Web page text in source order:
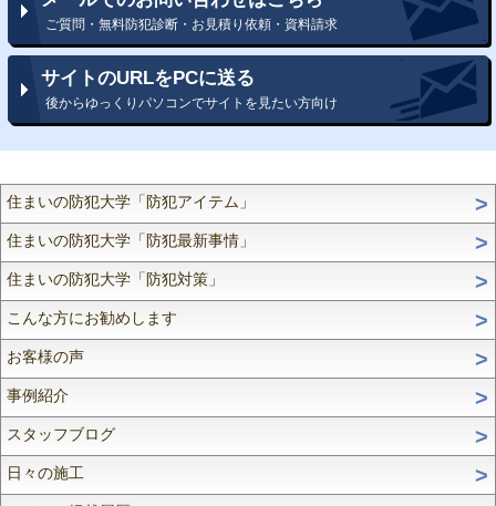
ご質問・無料防犯診断・お見積り依頼・資料請求
サイトのURLをPCに送る
後からゆっくりパソコンでサイトを見たい方向け
住まいの防犯大学「防犯アイテム」
住まいの防犯大学「防犯最新事情」
住まいの防犯大学「防犯対策」
こんな方にお勧めします
お客様の声
事例紹介
スタッフブログ
日々の施工